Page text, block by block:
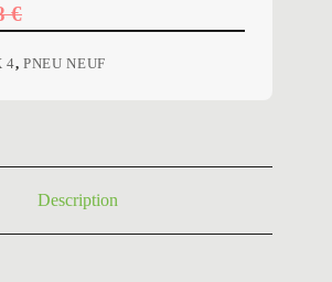
€
4,PNEU NEUF
Description